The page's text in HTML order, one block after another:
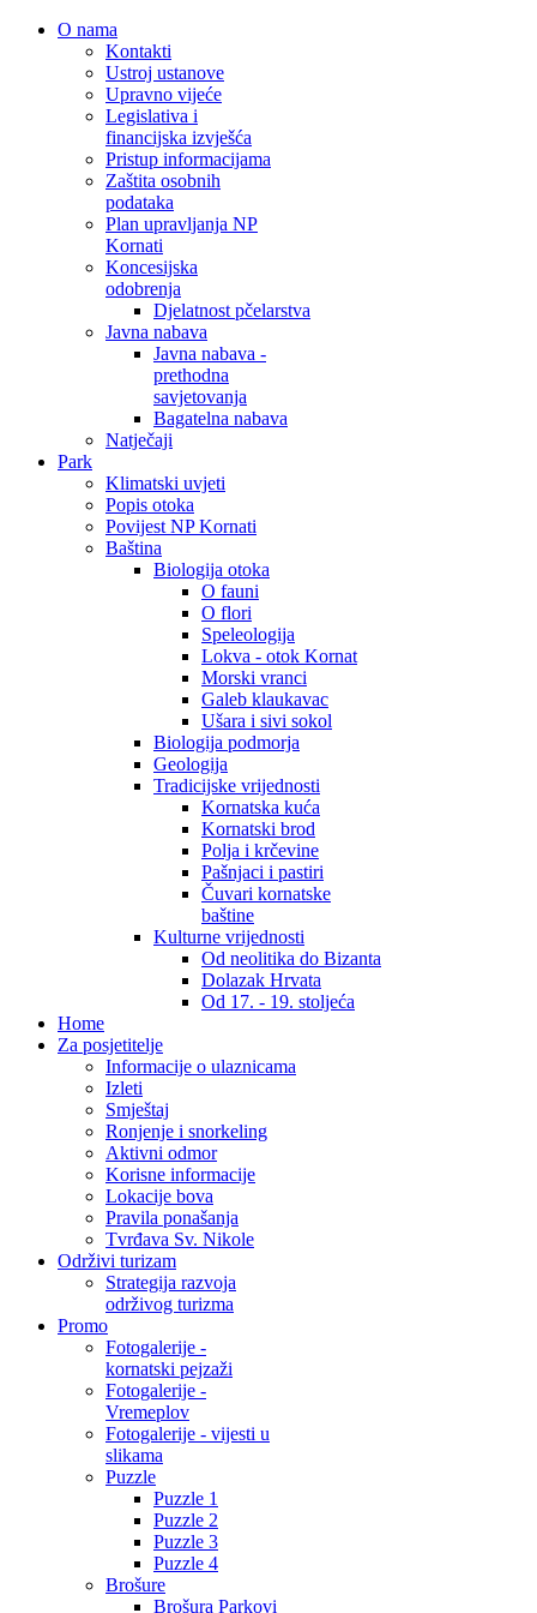
O nama
Kontakti
Ustroj ustanove
Upravno vijeće
Legislativa i
financijska izvješća
Pristup informacijama
Zaštita osobnih
podataka
Plan upravljanja NP
Kornati
Koncesijska
odobrenja
Djelatnost pčelarstva
Javna nabava
Javna nabava -
prethodna
savjetovanja
Bagatelna nabava
Natječaji
Park
Klimatski uvjeti
Popis otoka
Povijest NP Kornati
Baština
Biologija otoka
O fauni
O flori
Speleologija
Lokva - otok Kornat
Morski vranci
Galeb klaukavac
Ušara i sivi sokol
Biologija podmorja
Geologija
Tradicijske vrijednosti
Kornatska kuća
Kornatski brod
Polja i krčevine
Pašnjaci i pastiri
Čuvari kornatske
baštine
Kulturne vrijednosti
Od neolitika do Bizanta
Dolazak Hrvata
Od 17. - 19. stoljeća
Home
Za posjetitelje
Informacije o ulaznicama
Izleti
Smještaj
Ronjenje i snorkeling
Aktivni odmor
Korisne informacije
Lokacije bova
Pravila ponašanja
Tvrđava Sv. Nikole
Održivi turizam
Strategija razvoja
održivog turizma
Promo
Fotogalerije -
kornatski pejzaži
Fotogalerije -
Vremeplov
Fotogalerije - vijesti u
slikama
Puzzle
Puzzle 1
Puzzle 2
Puzzle 3
Puzzle 4
Brošure
Brošura Parkovi